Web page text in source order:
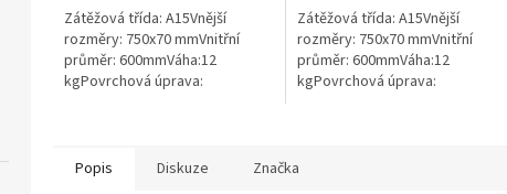
hvězdiček.
Zátěžová třída: A15Vnější
rozměry: 750x70 mmVnitřní
průměr: 600mmVáha:12
kgPovrchová úprava:
hvězdiček.
Zátěžová třída: A15Vnější
rozměry: 750x70 mmVnitřní
průměr: 600mmVáha:12
kgPovrchová úprava:
uzamčení/zajištění...
Popis Diskuze Značka